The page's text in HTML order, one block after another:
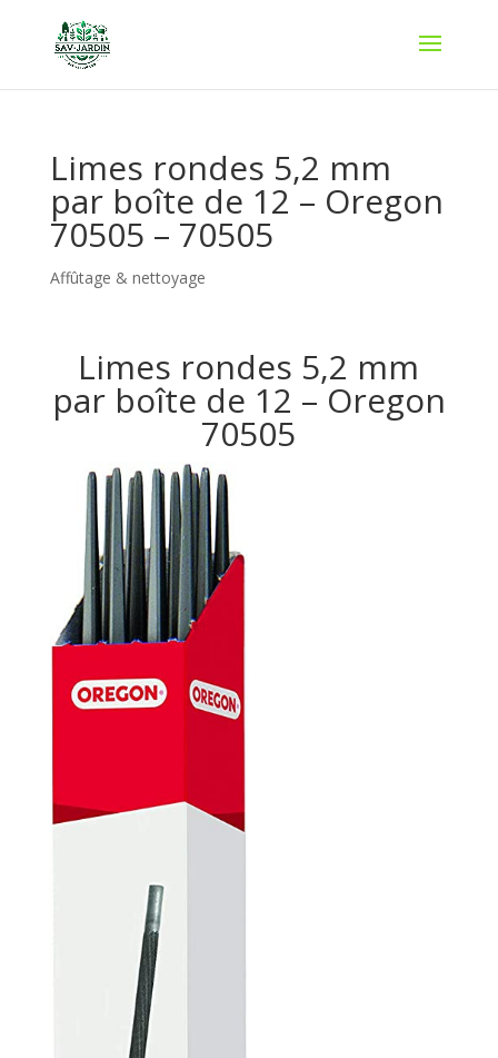
Limes rondes 5,2 mm
par boîte de 12 – Oregon
70505 – 70505
Affûtage & nettoyage
Limes rondes 5,2 mm
par boîte de 12 – Oregon
70505